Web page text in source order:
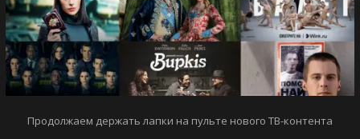
Продолжаем держать лапки на пульте нового ТВ-контента